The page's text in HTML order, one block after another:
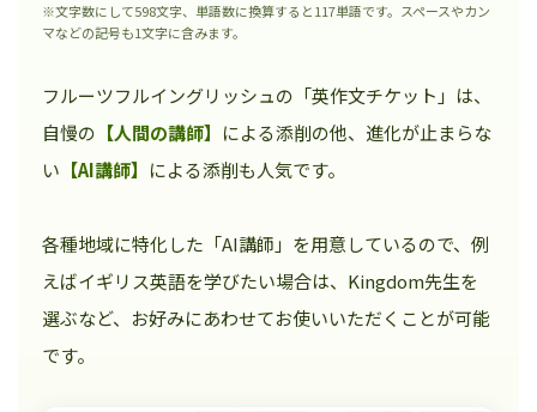
※文字数にして598文字、単語数に換算すると117単語です。スペースやカン
マなどの記号も1文字に含みます。
フルーツフルイングリッシュの「英作文チケット」は、
自慢の 【人間の講師】 による添削の他、進化が止まらな
い 【AI講師】 による添削も人気です。
各種地域に特化した「AI講師」を用意しているので、例
えばイギリス英語を学びたい場合は、Kingdom先生を
選ぶなど、お好みにあわせてお使いいただくことが可能
です。